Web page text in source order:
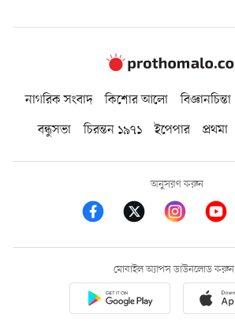
নাগরিক সংবাদ কিশোর আলো বিজ্ঞানচিন্তা
বন্ধুসভা
চিরন্তন ১৯৭১ ইপেপার প্রথমা
অনুসরণ করুন
মোবাইল অ্যাপস ডাউনলোড করুন